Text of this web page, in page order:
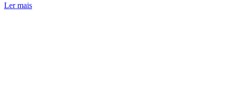
Ler mais